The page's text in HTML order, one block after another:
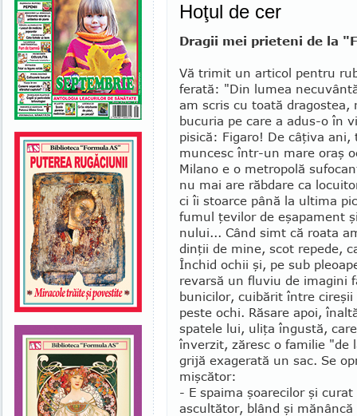
Hoţul de cer
Dragii mei prieteni de la
Vă trimit un articol pentru
fe­rată: "Din lumea
am scris cu toa­tă dragostea,
bucuria pe care a adus-o în
pisică: Figaro! De câţiva ani,
mun­cesc într-un mare oraş
Milano e o me­tropolă
nu mai are răbdare ca
ci îi stoar­ce până la ultima
fumul ţevilor de eşa­pa­ment
nu­lui... Când simt că roata
dinţii de mine, scot repede,
Închid ochii şi, pe sub
revarsă un fluviu de imagini
bunicilor, cuibărit între
peste ochi. Răsare apoi,
spatele lui, uliţa îngustă,
înverzit, zăresc o familie "de
grijă exagerată un sac. Se
miş­cător:
- E spaima şoarecilor şi
ascultător, blând şi